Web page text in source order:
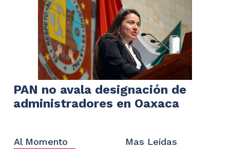
PAN no avala designación de
administradores en Oaxaca
Al Momento Mas Leídas